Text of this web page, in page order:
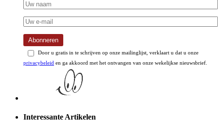
Abonneren
Door u gratis in te schrijven op onze mailinglijst, verklaart u dat u onze
privacybeleid en ga akkoord met het ontvangen van onze wekelijkse nieuwsbrief.
Interessante Artikelen